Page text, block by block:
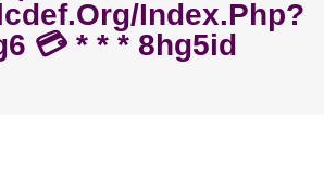
index.php?
💳 * * * 8hg5id